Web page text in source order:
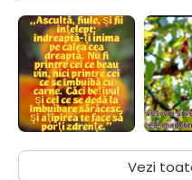
Vezi